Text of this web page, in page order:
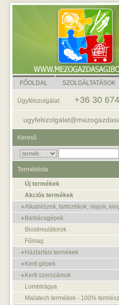
FŐOLDAL SZOLGÁLTATÁSOK
Ügyfélszolgálat: +36 30
Kereső
Terméklista
Új termékek
Akciós termékek
Alkatrészek, tartozékok, olajok,
Barkácsgépek
Biostimulátorok
Fűmag
Háztartási termékek
Kerti gépek
Kerti szerszámok
Lombtrágya
Malatech termékek - 100%